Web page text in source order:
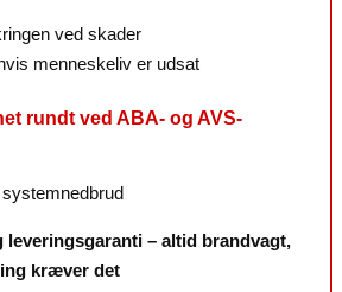
ved skader
menneskeliv er udsat
rundt ved ABA- og AVS-
leveringsgaranti – altid brandvagt,
kræver det